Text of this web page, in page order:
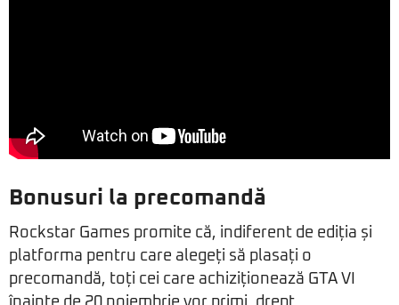
Bonusuri la precomandă
Rockstar Games promite că, indiferent de ediția și
platforma pentru care alegeți să plasați o
precomandă, toți cei care achiziționează GTA VI